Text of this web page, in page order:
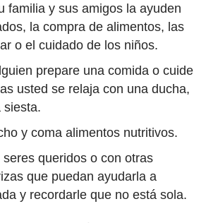
familia y sus amigos la ayuden
la compra de alimentos, las
o el cuidado de los niños.
prepare una comida o cuide
usted se relaja con una ducha,
siesta.
y coma alimentos nutritivos.
queridos o con otras
que puedan ayudarla a
y recordarle que no está sola.